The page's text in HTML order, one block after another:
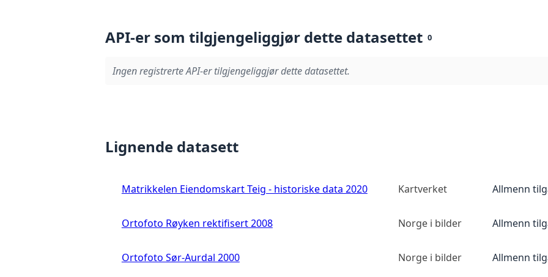
API-er som tilgjengeliggjør dette datasettet 0
Ingen registrerte API-er tilgjengeliggjør dette datasettet.
Lignende datasett
Matrikkelen Eiendomskart Teig - historiske data 2020 Kartverket Allmenn
Ortofoto Røyken rektifisert 2008 Norge i bilder Allmenn
Ortofoto Sør-Aurdal 2000 Norge i bilder Allmenn